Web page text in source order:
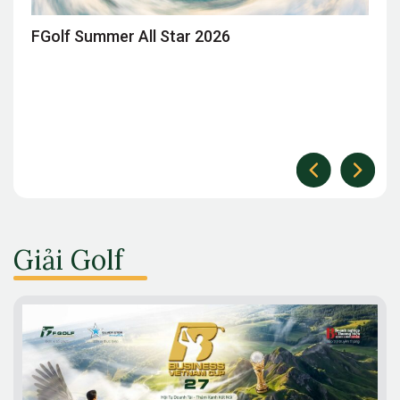
FGolf Summer All Star 2026
Giải Golf